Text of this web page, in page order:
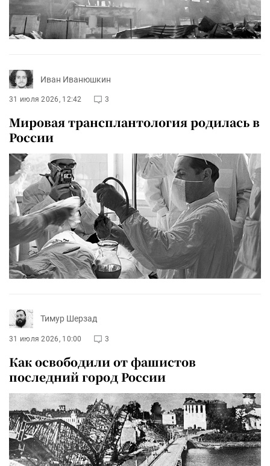
Иван Иванюшкин
31 июля 2026, 12:42 3
Мировая трансплантология родилась в
России
Тимур Шерзад
31 июля 2026, 10:00 3
Как освободили от фашистов
последний город России